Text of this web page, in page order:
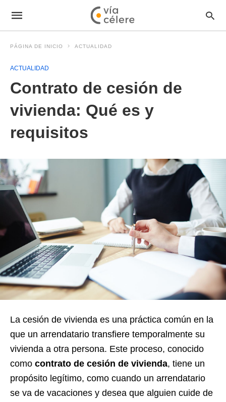
PÁGINA DE INICIO ACTUALIDAD
ACTUALIDAD
Contrato de cesión de
vivienda: Qué es y
requisitos
La cesión de vivienda es una práctica común en la
que un arrendatario transfiere temporalmente su
vivienda a otra persona. Este proceso, conocido
como contrato de cesión de vivienda, tiene un
propósito legítimo, como cuando un arrendatario
se va de vacaciones y desea que alguien cuide de